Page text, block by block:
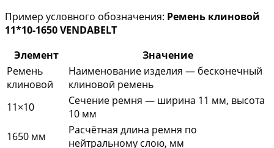
Пример условного обозначения: Ремень клиновой
11*10-1650 VENDABELT
Элемент
Значение
Ремень
клиновой
Наименование изделия — бесконечный
клиновой ремень
11×10
Сечение ремня — ширина 11 мм, высота
10 мм
1650 мм
Расчётная длина ремня по
нейтральному слою, мм